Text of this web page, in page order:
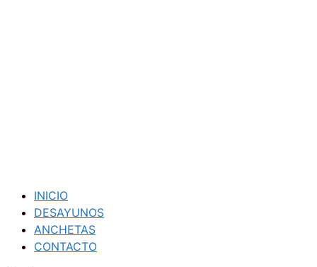
INICIO
DESAYUNOS
ANCHETAS
CONTACTO